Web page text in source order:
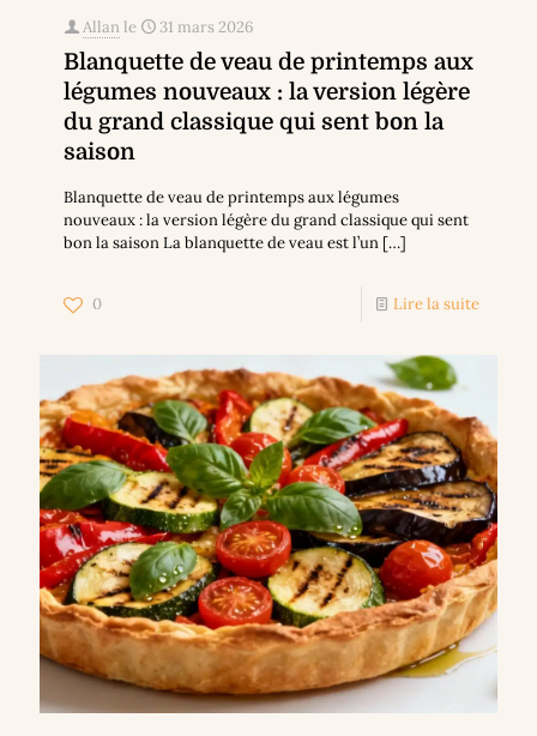
Allan le 31 mars 2026
Blanquette de veau de printemps aux
légumes nouveaux : la version légère
du grand classique qui sent bon la
saison
Blanquette de veau de printemps aux légumes
nouveaux : la version légère du grand classique qui sent
bon la saison La blanquette de veau est l’un […]
0 Lire la suite